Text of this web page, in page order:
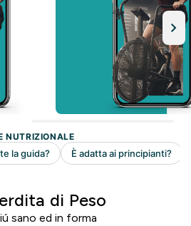
di Peso
sano ed in forma